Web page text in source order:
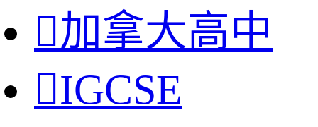
加拿大高中
IGCSE